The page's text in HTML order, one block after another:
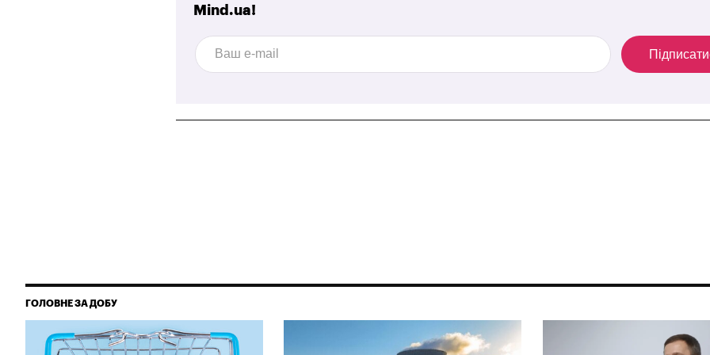
Mind.ua!
ГОЛОВНЕ ЗА ДОБУ